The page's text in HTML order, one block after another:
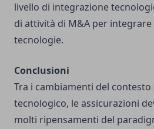
livello di integrazione
di attività di M&A per
tecnologie.
Conclusioni
Tra i cambiamenti del
tecnologico, le assicurazioni
molti ripensamenti del